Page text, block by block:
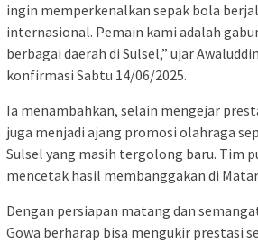
ingin memperkenalkan sepak bola
internasional. Pemain kami adalah
berbagai daerah di Sulsel,” ujar
konfirmasi Sabtu 14/06/2025.
Ia menambahkan, selain mengejar
juga menjadi ajang promosi olahraga
Sulsel yang masih tergolong baru. Tim
mencetak hasil membanggakan di
Dengan persiapan matang dan
Gowa berharap bisa mengukir prestasi